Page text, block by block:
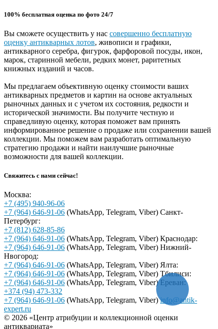
100% бесплатная оценка по фото 24/7
Вы сможете осуществить у нас совершенно бесплатную
оценку антикварных лотов, живописи и графики,
антикварного серебра, фигурок, фарфоровой посуды, икон,
марок, старинной мебели, редких монет, раритетных
книжных изданий и часов.
Мы предлагаем объективную оценку стоимости ваших
антикварных предметов и картин на основе актуальных
рыночных данных и с учетом их состояния, редкости и
исторической значимости. Вы получите честную и
справедливую оценку, которая поможет вам принять
информированное решение о продаже или сохранении вашей
коллекции. Мы поможем вам разработать оптимальную
стратегию продажи и найти наилучшие рыночные
возможности для вашей коллекции.
Свяжитесь с нами сейчас!
Москва:
+7 (495) 940-96-06
+7 (964) 646-91-06 (WhatsApp, Telegram, Viber) Санкт-
Петербург:
+7 (812) 628-85-86
+7 (964) 646-91-06 (WhatsApp, Telegram, Viber) Краснодар:
+7 (964) 646-91-06 (WhatsApp, Telegram, Viber) Нижний-
Нвогород:
+7 (964) 646-91-06 (WhatsApp, Telegram, Viber) Ялта:
+7 (964) 646-91-06 (WhatsApp, Telegram, Viber) Тбилиси:
+7 (964) 646-91-06 (WhatsApp, Telegram, Viber) Ереван:
+374 (94) 473-332
+7 (964) 646-91-06 (WhatsApp, Telegram, Viber) info@antik-
expert.ru
© 2026 «Центр атрибуции и коллекционной оценки
антиквариата»